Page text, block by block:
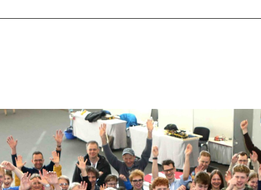
Aktuatorik für Türen, Klappen und Chassis
Lösungen für hochpräzise Bewegung und
Positionierung
Herkunft